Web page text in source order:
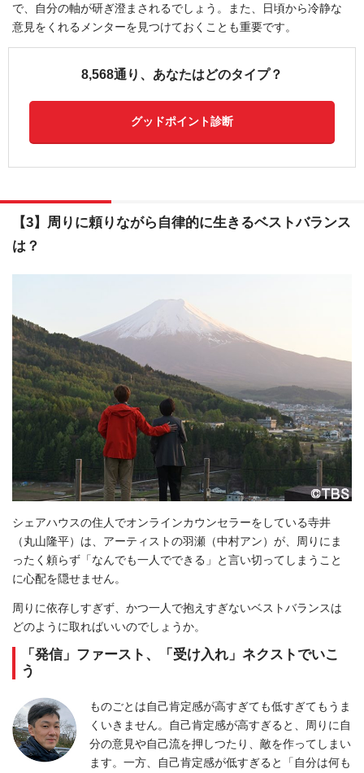
で、自分の軸が研ぎ澄まされるでしょう。また、日頃から冷静な
意見をくれるメンターを見つけておくことも重要です。
8,568通り、あなたはどのタイプ？
グッドポイント診断
【3】周りに頼りながら自律的に生きるベストバランス
は？
シェアハウスの住人でオンラインカウンセラーをしている寺井
（丸山隆平）は、アーティストの羽瀬（中村アン）が、周りにま
ったく頼らず「なんでも一人でできる」と言い切ってしまうこと
に心配を隠せません。
周りに依存しすぎず、かつ一人で抱えすぎないベストバランスは
どのように取ればいいのでしょうか。
「発信」ファースト、「受け入れ」ネクストでいこ
う
ものごとは自己肯定感が高すぎても低すぎてもうま
くいきません。自己肯定感が高すぎると、周りに自
分の意見や自己流を押しつたり、敵を作ってしまい
ます。一方、自己肯定感が低すぎると「自分は何も